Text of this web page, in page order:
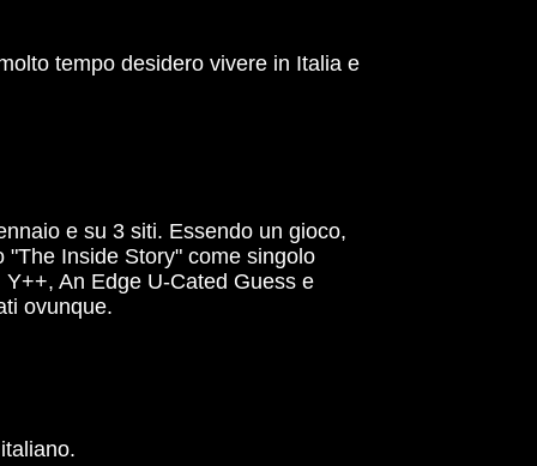
tempo desidero vivere in Italia e
e su 3 siti. Essendo un gioco,
Inside Story" come singolo
An Edge U-Cated Guess e
ovunque.